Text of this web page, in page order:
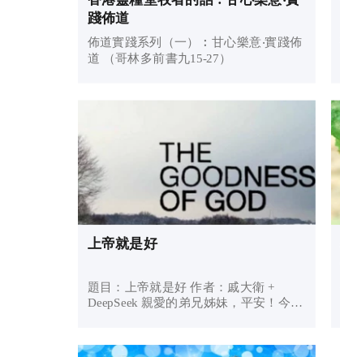
踐佈道
佈道實踐系列（一）︰甘心樂意‧實踐佈
道 （哥林多前書九15-27）
上帝就是好
題目：上帝就是好 作者：戚大衛 +
DeepSeek 親愛的弟兄姊妹，平安！今天
的」，但這句話不只是描述上帝的某個